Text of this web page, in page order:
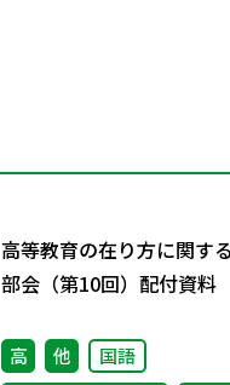
高等教育の在り方に関す
部会（第10回）配付資料
高 他
国語